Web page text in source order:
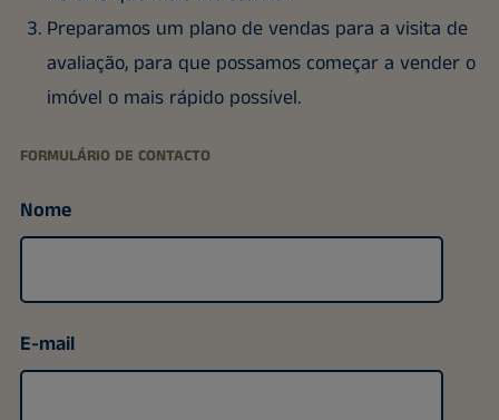
Preparamos um plano de vendas para a visita de
avaliação, para que possamos começar a vender o
imóvel o mais rápido possível.
FORMULÁRIO DE CONTACTO
Nome
E-mail